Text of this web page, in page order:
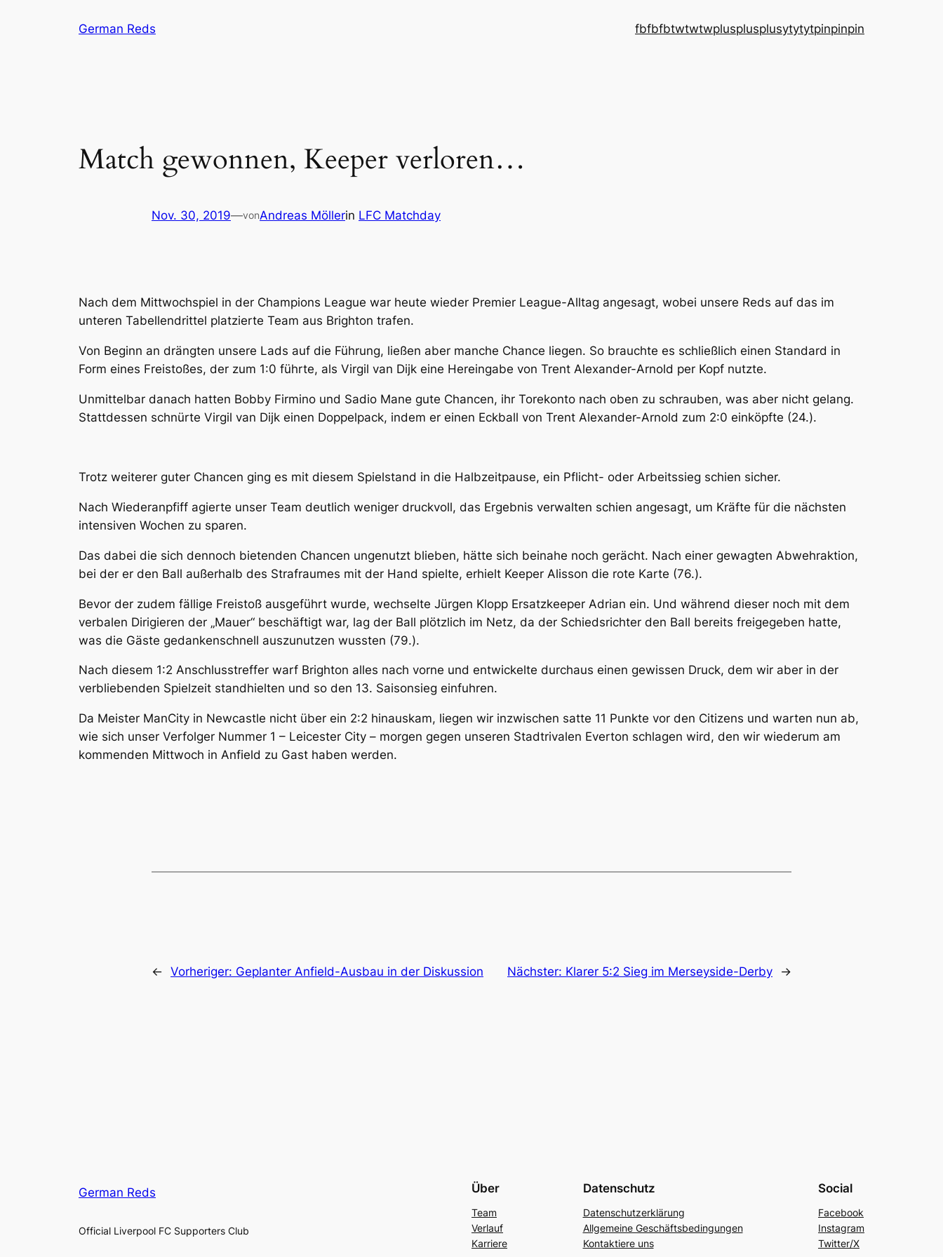
German Reds fbfbfbtwtwtwplusplusplusytytytpinpinpin
Match gewonnen, Keeper verloren…
Nov. 30, 2019—vonAndreas Möllerin LFC Matchday
Nach dem Mittwochspiel in der Champions League war heute wieder Premier League-Alltag angesagt, wobei unsere Reds auf das im
unteren Tabellendrittel platzierte Team aus Brighton trafen.
Von Beginn an drängten unsere Lads auf die Führung, ließen aber manche Chance liegen. So brauchte es schließlich einen Standard in
Form eines Freistoßes, der zum 1:0 führte, als Virgil van Dijk eine Hereingabe von Trent Alexander-Arnold per Kopf nutzte.
Unmittelbar danach hatten Bobby Firmino und Sadio Mane gute Chancen, ihr Torekonto nach oben zu schrauben, was aber nicht gelang.
Stattdessen schnürte Virgil van Dijk einen Doppelpack, indem er einen Eckball von Trent Alexander-Arnold zum 2:0 einköpfte (24.).
Trotz weiterer guter Chancen ging es mit diesem Spielstand in die Halbzeitpause, ein Pflicht- oder Arbeitssieg schien sicher.
Nach Wiederanpfiff agierte unser Team deutlich weniger druckvoll, das Ergebnis verwalten schien angesagt, um Kräfte für die nächsten
intensiven Wochen zu sparen.
Das dabei die sich dennoch bietenden Chancen ungenutzt blieben, hätte sich beinahe noch gerächt. Nach einer gewagten Abwehraktion,
bei der er den Ball außerhalb des Strafraumes mit der Hand spielte, erhielt Keeper Alisson die rote Karte (76.).
Bevor der zudem fällige Freistoß ausgeführt wurde, wechselte Jürgen Klopp Ersatzkeeper Adrian ein. Und während dieser noch mit dem
verbalen Dirigieren der „Mauer“ beschäftigt war, lag der Ball plötzlich im Netz, da der Schiedsrichter den Ball bereits freigegeben hatte,
was die Gäste gedankenschnell auszunutzen wussten (79.).
Nach diesem 1:2 Anschlusstreffer warf Brighton alles nach vorne und entwickelte durchaus einen gewissen Druck, dem wir aber in der
verbliebenden Spielzeit standhielten und so den 13. Saisonsieg einfuhren.
Da Meister ManCity in Newcastle nicht über ein 2:2 hinauskam, liegen wir inzwischen satte 11 Punkte vor den Citizens und warten nun ab,
wie sich unser Verfolger Nummer 1 – Leicester City – morgen gegen unseren Stadtrivalen Everton schlagen wird, den wir wiederum am
kommenden Mittwoch in Anfield zu Gast haben werden.
← Vorheriger: Geplanter Anfield-Ausbau in der Diskussion Nächster: Klarer 5:2 Sieg im Merseyside-Derby →
German Reds
Official Liverpool FC Supporters Club
Über
Team
Verlauf
Karriere
Datenschutz
Datenschutzerklärung
Allgemeine Geschäftsbedingungen
Kontaktiere uns
Social
Facebook
Instagram
Twitter/X